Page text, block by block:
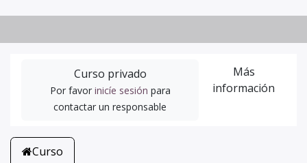
Curso privado
Por favor inicíe sesión para
contactar un responsable
Más
información
Curso